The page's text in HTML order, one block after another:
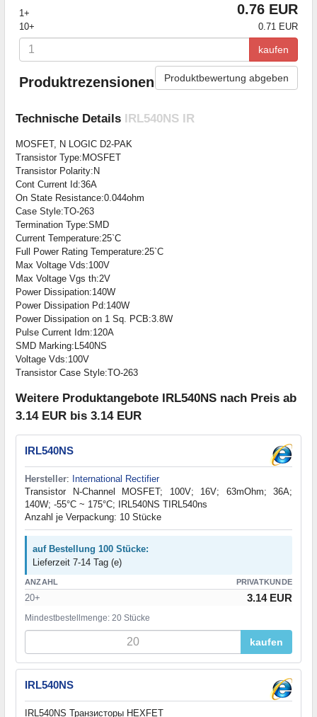
1+
0.76 EUR
10+ 0.71 EUR
kaufen
Produktrezensionen Produktbewertung abgeben
Technische Details IRL540NS IR
MOSFET, N LOGIC D2-PAK
Transistor Type:MOSFET
Transistor Polarity:N
Cont Current Id:36A
On State Resistance:0.044ohm
Case Style:TO-263
Termination Type:SMD
Current Temperature:25`C
Full Power Rating Temperature:25`C
Max Voltage Vds:100V
Max Voltage Vgs th:2V
Power Dissipation:140W
Power Dissipation Pd:140W
Power Dissipation on 1 Sq. PCB:3.8W
Pulse Current Idm:120A
SMD Marking:L540NS
Voltage Vds:100V
Transistor Case Style:TO-263
Weitere Produktangebote IRL540NS nach Preis ab
3.14 EUR bis 3.14 EUR
IRL540NS
Hersteller: International Rectifier
Transistor N-Channel MOSFET; 100V; 16V; 63mOhm; 36A;
140W; -55°C ~ 175°C; IRL540NS TIRL540ns
Anzahl je Verpackung: 10 Stücke
auf Bestellung 100 Stücke:
Lieferzeit 7-14 Tag (e)
ANZAHL PRIVATKUNDE
20+ 3.14 EUR
Mindestbestellmenge: 20 Stücke
kaufen
IRL540NS
IRL540NS Транзисторы HEXFET